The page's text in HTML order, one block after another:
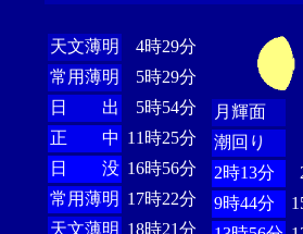
天文薄明
4時29分
常用薄明
5時29分
日 出
5時54分
正 中 11時25分
日 没 16時56分
常用薄明 17時22分
天文薄明 18時21分
月輝面
潮回り
2時13分
9時44分